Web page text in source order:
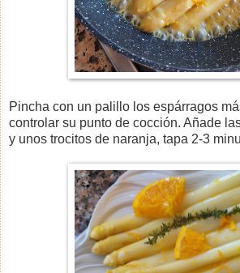
Pincha con un palillo los espárragos
controlar su punto de cocción. Añade
y unos trocitos de naranja, tapa 2-3